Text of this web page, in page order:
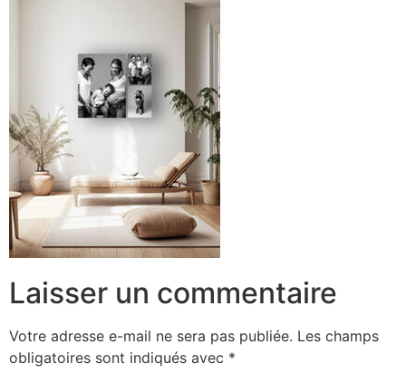
Laisser un commentaire
Votre adresse e-mail ne sera pas publiée. Les champs
obligatoires sont indiqués avec *